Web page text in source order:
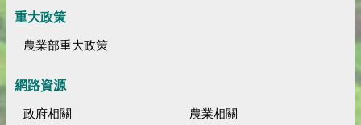
重大政策
農業部重大政策
網路資源
政府相關
農業相關